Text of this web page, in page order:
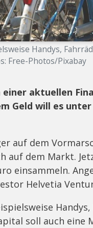
Handys,
Free-Photos/Pixabay
aktuellen
Geld will es
auf dem
auf dem Markt.
einsammeln.
Helvetia
soll auch eine